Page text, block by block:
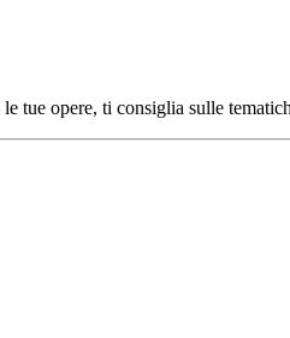
tue opere, ti consiglia sulle